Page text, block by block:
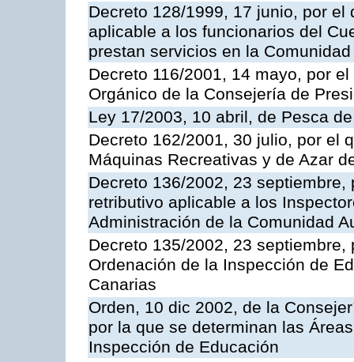
Decreto 128/1999, 17 junio, por
aplicable a los funcionarios del
prestan servicios en la
Decreto 116/2001, 14 mayo, por
Orgánico de la Consejería de
Ley 17/2003, 10 abril, de Pesca
Decreto 162/2001, 30 julio, por el
Máquinas Recreativas y de Azar
Decreto 136/2002, 23
retributivo aplicable a los
Administración de la Comunidad
Decreto 135/2002, 23
Ordenación de la Inspección de
Canarias
Orden, 10 dic 2002, de la
por la que se determinan las
Inspección de Educación